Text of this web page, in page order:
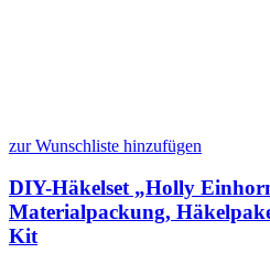
zur Wunschliste hinzufügen
DIY-Häkelset „Holly
Materialpackung,
Kit